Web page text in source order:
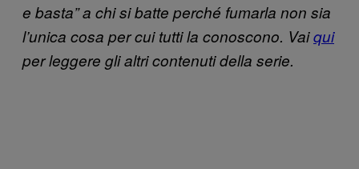
e basta” a chi si batte perché fumarla non sia
l’unica cosa per cui tutti la conoscono. Vaiqui
per leggere gli altri contenuti della serie.